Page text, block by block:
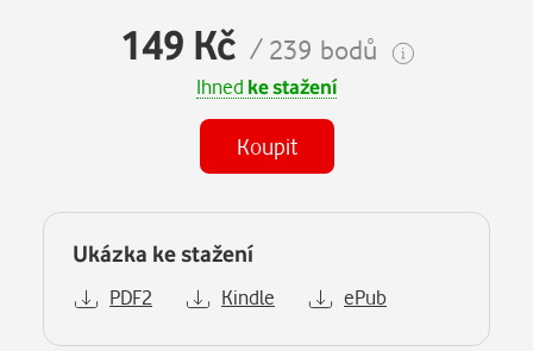
149 Kč / 239 bodů
Ihned ke stažení
Koupit
Ukázka ke stažení
PDF2 Kindle ePub